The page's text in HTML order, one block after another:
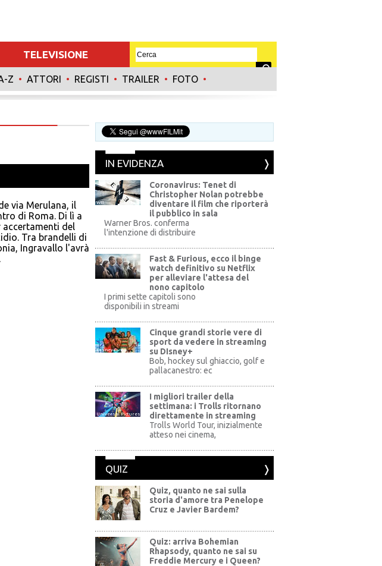
TELEVISIONE
Z • ATTORI • REGISTI • TRAILER • FOTO •
via Merulana, il
di Roma. Di lì a
del
Tra brandelli di
Ingravallo l'avrà
IN EVIDENZA
WB
Coronavirus: Tenet di
Christopher Nolan potrebbe
diventare il film che riporterà
il pubblico in sala
Warner Bros. conferma
l'intenzione di distribuire
Fast & Furious, ecco il binge
watch definitivo su Netflix
per alleviare l'attesa del
nono capitolo
I primi sette capitoli sono
disponibili in streami
Disney+
Cinque grandi storie vere di
sport da vedere in streaming
su DIsney+
Bob, hockey sul ghiaccio, golf e
pallacanestro: ec
Universal Pictures
I migliori trailer della
settimana: i Trolls ritornano
direttamente in streaming
Trolls World Tour, inizialmente
atteso nei cinema,
QUIZ
Quiz, quanto ne sai sulla
storia d'amore tra Penelope
Cruz e Javier Bardem?
Quiz: arriva Bohemian
Rhapsody, quanto ne sai su
Freddie Mercury e i Queen?